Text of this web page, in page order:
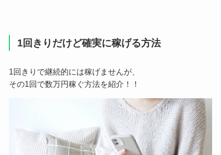
1回きりだけど確実に稼げる方法
1回きりで継続的には稼げませんが、
その1回で数万円稼ぐ方法を紹介！！